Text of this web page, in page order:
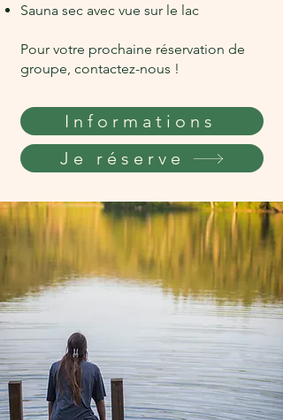
Sauna sec avec vue sur le lac
Pour votre prochaine réservation de
groupe, contactez-nous !
Informations
Je réserve